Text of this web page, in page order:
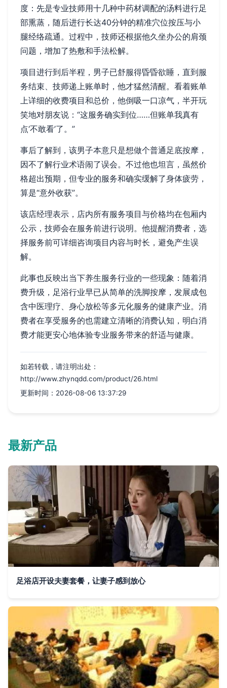
度：先是专业技师用十几种中药材调配的汤料进行足
部熏蒸，随后进行长达40分钟的精准穴位按压与小
腿经络疏通。过程中，技师还根据他久坐办公的肩颈
问题，增加了热敷和手法松解。
项目进行到后半程，男子已舒服得昏昏欲睡，直到服
务结束、技师递上账单时，他才猛然清醒。看着账单
上详细的收费项目和总价，他倒吸一口凉气，半开玩
笑地对朋友说：“这服务确实到位……但账单我真有
点‘不敢看’了。”
事后了解到，该男子本意只是想做个普通足底按摩，
因不了解行业术语闹了误会。不过他也坦言，虽然价
格超出预期，但专业的服务和确实缓解了身体疲劳，
算是“意外收获”。
该店经理表示，店内所有服务项目与价格均在包厢内
公示，技师会在服务前进行说明。他提醒消费者，选
择服务前可详细咨询项目内容与时长，避免产生误
解。
此事也反映出当下养生服务行业的一些现象：随着消
费升级，足浴行业早已从简单的洗脚按摩，发展成包
含中医理疗、身心放松等多元化服务的健康产业。消
费者在享受服务的也需建立清晰的消费认知，明白消
费才能更安心地体验专业服务带来的舒适与健康。
如若转载，请注明出处：
http://www.zhynqdd.com/product/26.html
更新时间：2026-08-06 13:37:29
最新产品
足浴店开设夫妻套餐，让妻子感到放心